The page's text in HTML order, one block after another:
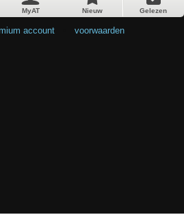
MyAT Nieuw Gelezen
account voorwaarden